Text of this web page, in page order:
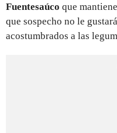
Fuentesaúco que
que sospecho no le
acostumbrados a las